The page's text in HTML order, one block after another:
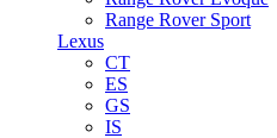
Range Rover Sport
Lexus
CT
ES
GS
IS